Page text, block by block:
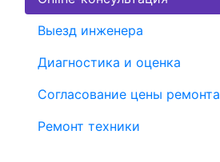
Выезд инженера
Диагностика и оценка
Согласование цены ремонта
Ремонт техники